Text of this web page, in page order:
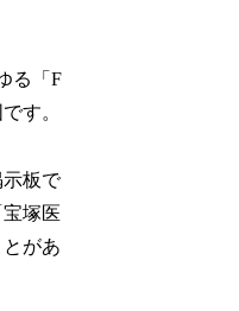
る「F
す。
板で
塚医
があ